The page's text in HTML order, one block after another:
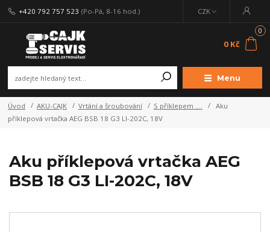
Menu
CZK
+420 792 757 523 (Po-Pá, 8-16 hod.)
0
0 Kč
Úvod AKU-CAJK Vrtání a šroubování S příklepem ....
Aku
příklepová vrtačka AEG BSB 18 G3 LI-202C, 18V
Aku příklepová vrtačka AEG
BSB 18 G3 LI-202C, 18V